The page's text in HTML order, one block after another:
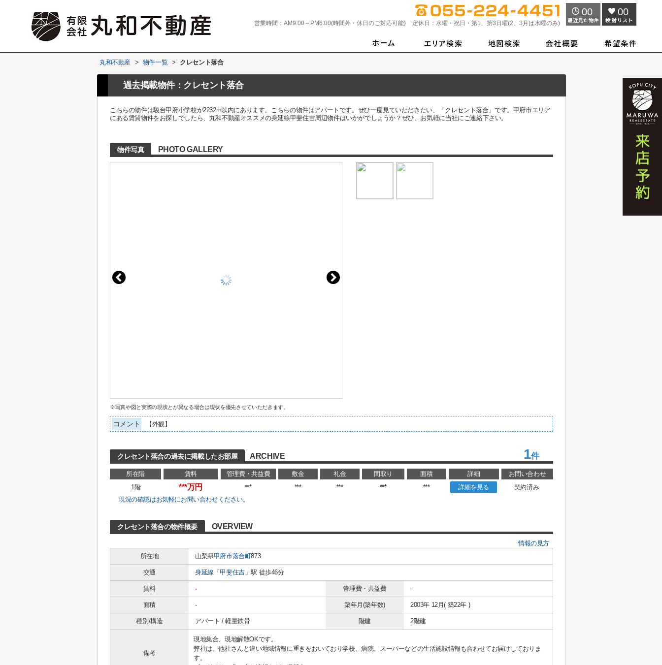
営業時間： AM9:00～PM6:00(時間外・休日のご対応可能) 定休日： 水曜・祝日・第1、第3日曜(2、3月は水曜のみ)
00 00
丸和不動産 > 物件一覧 > クレセント落合
過去掲載物件：クレセント落合
こちらの物件は駿台甲府小学校が2232m以内にあります。こちらの物件はアパートです。ぜひ一度見ていただきたい、「クレセント落合」です。甲府市エリア
にある賃貸物件をお探しでしたら、丸和不動産オススメの身延線甲斐住吉周辺物件はいかがでしょうか？ぜひ、お気軽に当社にご連絡下さい。
物件写真 PHOTO GALLERY
※写真や図と実際の現状とが異なる場合は現状を優先させていただきます。
コメント 【外観】
クレセント落合の過去に掲載したお部屋 ARCHIVE 1件
所在階 賃料 管理費・共益費 敷金 礼金 間取り 面積 詳細
お問い合わせ
1階
***万円 *** *** *** *** *** 詳細を見る
契約済み
現況の確認はお気軽にお問い合わせください。
クレセント落合の物件概要 OVERVIEW
情報の見方
所在地
山梨県甲府市落合町873
交通 身延線 「甲斐住吉」駅 徒歩46分
賃料 - 管理費・共益費 -
面積 - 築年月(築年数) 2003年 12月( 築22年 )
種別/構造 アパート / 軽量鉄骨 階建 2階建
備考
現地集合、現地解散OKです。
弊社は、他社さんと違い地域情報に重きをおいており学校、病院、スーパーなどの生活施設情報も合わせてお届けしておりま
す。